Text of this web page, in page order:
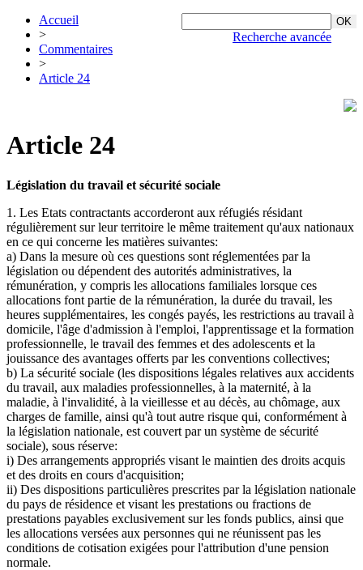
Recherche avancée
Accueil
>
Commentaires
>
Article 24
Article 24
Législation du travail et sécurité sociale
1. Les Etats contractants accorderont aux réfugiés résidant
régulièrement sur leur territoire le même traitement qu'aux nationaux
en ce qui concerne les matières suivantes:
a) Dans la mesure où ces questions sont réglementées par la
législation ou dépendent des autorités administratives, la
rémunération, y compris les allocations familiales lorsque ces
allocations font partie de la rémunération, la durée du travail, les
heures supplémentaires, les congés payés, les restrictions au travail à
domicile, l'âge d'admission à l'emploi, l'apprentissage et la formation
professionnelle, le travail des femmes et des adolescents et la
jouissance des avantages offerts par les conventions collectives;
b) La sécurité sociale (les dispositions légales relatives aux accidents
du travail, aux maladies professionnelles, à la maternité, à la
maladie, à l'invalidité, à la vieillesse et au décès, au chômage, aux
charges de famille, ainsi qu'à tout autre risque qui, conformément à
la législation nationale, est couvert par un système de sécurité
sociale), sous réserve:
i) Des arrangements appropriés visant le maintien des droits acquis
et des droits en cours d'acquisition;
ii) Des dispositions particulières prescrites par la législation nationale
du pays de résidence et visant les prestations ou fractions de
prestations payables exclusivement sur les fonds publics, ainsi que
les allocations versées aux personnes qui ne réunissent pas les
conditions de cotisation exigées pour l'attribution d'une pension
normale.